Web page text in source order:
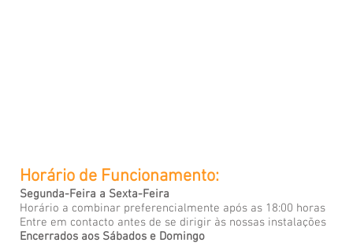
Horário de Funcionamento:
Segunda-Feira a Sexta-Feira
Horário a combinar preferencialmente após as 18:00 horas
Entre em contacto antes de se dirigir às nossas instalações
Encerrados aos Sábados e Domingo